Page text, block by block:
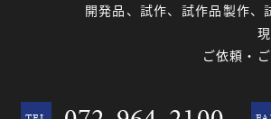
開発品、試作、試作品製作、
ご依頼・